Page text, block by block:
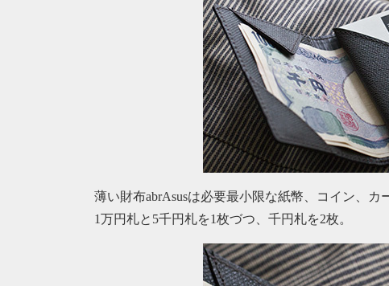
薄い財布abrAsusは必要最小限な紙幣、コイン、カ
1万円札と5千円札を1枚づつ、千円札を2枚。